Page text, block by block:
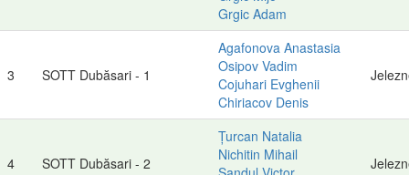
Grgic Adam
3 SOTT Dubăsari - 1
Agafonova Anastasia
Osipov Vadim
Cojuhari Evghenii
Chiriacov Denis
4 SOTT Dubăsari - 2
Țurcan Natalia
Nichitin Mihail